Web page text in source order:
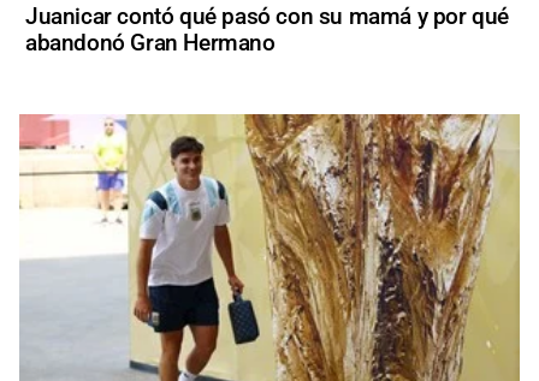
Juanicar contó qué pasó con su mamá y por qué
abandonó Gran Hermano